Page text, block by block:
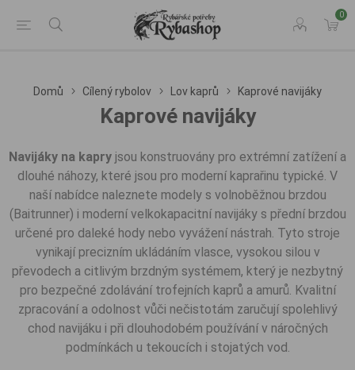
0
Domů Cílený rybolov Lov kaprů Kaprové navijáky
Kaprové navijáky
Navijáky na kapry jsou konstruovány pro extrémní zatížení a
dlouhé náhozy, které jsou pro moderní kaprařinu typické. V
naší nabídce naleznete modely s volnoběžnou brzdou
(Baitrunner) i moderní velkokapacitní navijáky s přední brzdou
určené pro daleké hody nebo vyvážení nástrah. Tyto stroje
vynikají precizním ukládáním vlasce, vysokou silou v
převodech a citlivým brzdným systémem, který je nezbytný
pro bezpečné zdolávání trofejních kaprů a amurů. Kvalitní
zpracování a odolnost vůči nečistotám zaručují spolehlivý
chod navijáku i při dlouhodobém používání v náročných
podmínkách u tekoucích i stojatých vod.